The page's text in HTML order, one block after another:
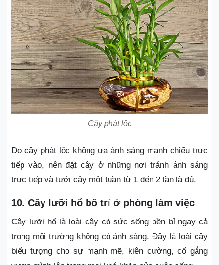
Cây phát lộc
Do cây phát lộc không ưa ánh sáng mạnh chiếu trực
tiếp vào, nên đặt cây ở những nơi tránh ánh sáng
trực tiếp và tưới cây một tuần từ 1 đến 2 lần là đủ.
10. Cây lưỡi hổ bố trí ở phòng làm việc
Cây lưỡi hổ là loài cây có sức sống bền bỉ ngay cả
trong môi trường không có ánh sáng. Đây là loài cây
biểu tượng cho sự mạnh mẽ, kiên cường, cố gắng